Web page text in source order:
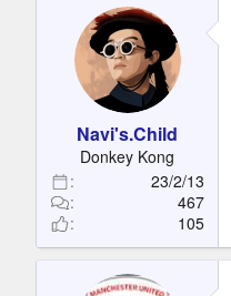
Navi's.Child
Donkey Kong
23/2/13
467
105